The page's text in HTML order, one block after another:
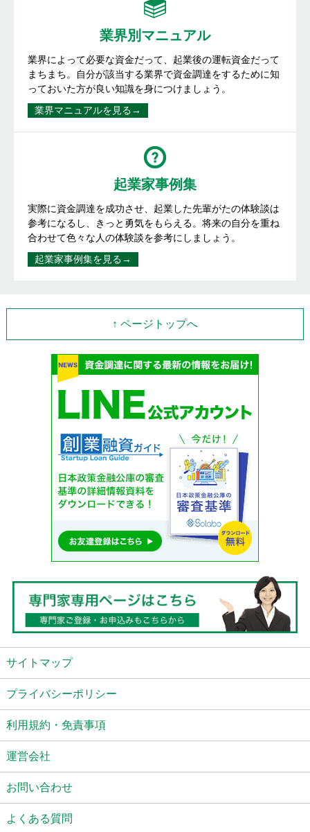
業界別マニュアル
業界によって必要な資金だって、起業後の運転資金だって
まちまち。自分が該当する業界で資金調達をするために知
っておいた方が良い知識を身につけましょう。
業界マニュアルを見る→
起業家事例集
実際に資金調達を成功させ、起業した先輩がたの体験談は
参考になるし、きっと勇気をもらえる。将来の自分を重ね
合わせて色々な人の体験談を参考にしましょう。
起業家事例集を見る→
↑ ページトップへ
サイトマップ
プライバシーポリシー
利用規約・免責事項
運営会社
お問い合わせ
よくある質問